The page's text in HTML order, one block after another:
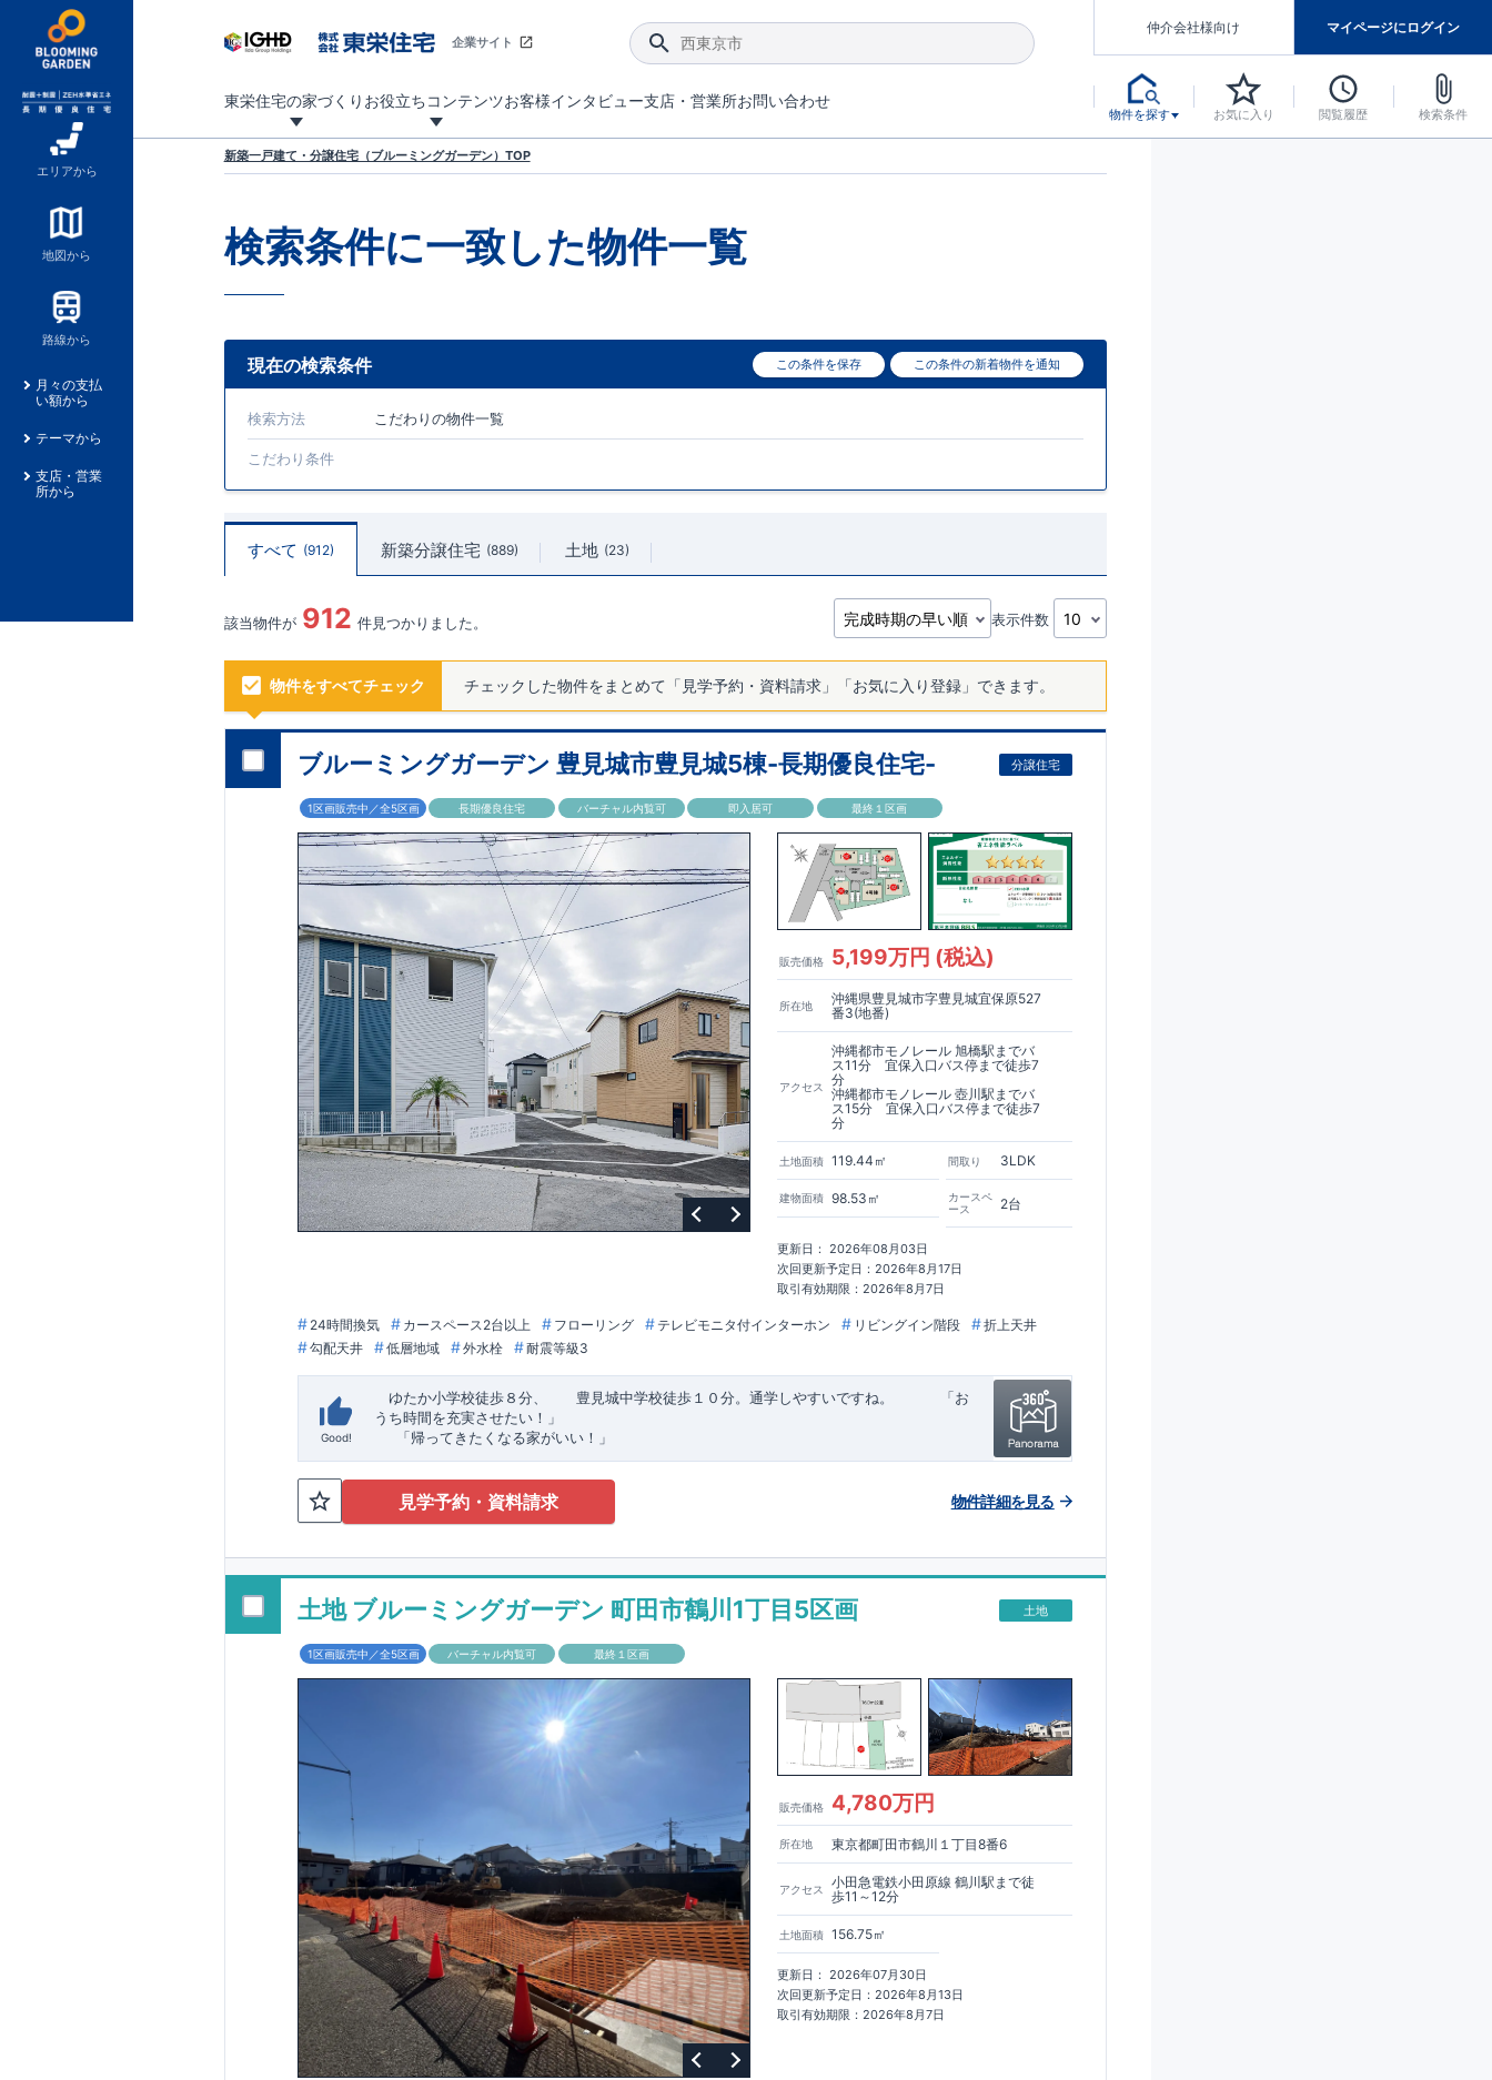
エリアから
地図から
路線から
月々の支払
い額から
テーマから
支店・営業
所から
企業サイト
東栄住宅の家づくり お役立ちコンテンツお客様インタビュー支店・営業所お問い合わせ
仲介会社様向け マイページにログイン
物件を探す お気に入り 閲覧履歴 検索条件
新築一戸建て・分譲住宅（ブルーミングガーデン）TOP
検索条件に一致した物件一覧
現在の検索条件 この条件を保存 この条件の新着物件を通知
検索方法 こだわりの物件一覧
こだわり条件
すべて 912 新築分譲住宅 889 土地 23
該当物件が 912 件見つかりました。 表示件数
物件をすべてチェック チェックした物件をまとめて「見学予約・資料請求」「お気に入り登録」できます。
ブルーミングガーデン 豊見城市豊見城5棟-長期優良住宅- 分譲住宅
1区画販売中／全5区画 長期優良住宅 バーチャル内覧可 即入居可 最終１区画
販売価格 5,199万円 (税込)
所在地
沖縄県豊見城市字豊見城宜保原527
番3(地番)
アクセス
沖縄都市モノレール 旭橋駅までバ
ス11分 宜保入口バス停まで徒歩7
分
沖縄都市モノレール 壺川駅までバ
ス15分 宜保入口バス停まで徒歩7
分
土地面積 119.44㎡
建物面積 98.53㎡
間取り 3LDK
カースペ
ース
2台
更新日： 2026年08月03日
次回更新予定日：2026年8月17日
取引有効期限：2026年8月7日
24時間換気 カースペース2台以上 フローリング テレビモニタ付インターホン リビングイン階段
折上天井
勾配天井
低層地域 外水栓 耐震等級3
Good!
ゆたか小学校徒歩８分、 豊見城中学校徒歩１０分。通学しやすいですね。
「お
うち時間を充実させたい！」
「帰ってきたくなる家がいい！」
TEL:098-860-2201（火・水曜日定休日、年末年始休み）
配ボックス・玄関電子キー・浴室換気乾燥機・防犯ガラス
■１階廻りの構造材は防腐・防蟻性を確保するため、構造用集成材にヒノキを使用しておりま
す！
■長期優良住宅もっと詳しく 「いい家を作って、きちんと手入れをして、長く大切に使う」
という考え方の下、 国が定めた7つの厳しい技術基準をクリアした物件だけが認定を受けられ
長期優良住宅として認定を受けるためには、国が定めた下記
つの技術基準をクリアする必要
があります。東栄住宅は全棟でクリア！①耐震性②劣化対策③維持管理性④住戸面積⑤省エネ
ルギー性⑥居住環境⑦維持保全管理
そのほかの魅力として、住宅ローン金利優遇、固定資産税の減税、中古市場での売却時にも有
「設計」と「建設」のダブルで
性能を評価されています！図面を第三者機関へ提出します。外部評価委員が建設中に 3回、竣
回の現場検査が行われます。構造の安定、劣化の軽減、維持管理への配慮、温熱環
境・エネルギー消費量（断熱等性能）の必須4分野、空気環境で、最高等級取得！ ■耐震等級
3
もっと詳しく 東栄住宅の建物は、国が定めた耐震最高等級
を取得。建築基準法に定め
られた、｢数百年に一度発生する地震に対して、倒壊、崩壊しない｣という基準から、さらに
1.5倍の耐震力を達成しています。 ■耐風等級2 災害時の損傷の受けにくさを評価されていま
す。建築基準法に定められている暴風による力（500年に1 度）のさらに 1.2倍の暴風に対して
も損傷を生じないことで耐風最高等級2を取得しています。
栄住宅は土地の仕入れ、設計、施工、販売、メンテナンスまで、すべてのプロセスに携わって
います。 ■アフターサポートもっと詳しく 快適に暮らすことができる住宅の品質を長
期にわたり維持するには、定期的な点検を実施することが重要です。 最大 60年間の保証制度
がございます。もちろん、定期点検以外でも万一不具合が発生した際は対応いたします。
当社こだわりの空間アイディアを ショート動画で
ご紹介しています。ここをクリック
見学予約・資料請求 物件詳細を見る
土地 ブルーミングガーデン 町田市鶴川1丁目5区画 土地
1区画販売中／全5区画 バーチャル内覧可 最終１区画
販売価格 4,780万円
所在地 東京都町田市鶴川１丁目8番6
アクセス
小田急電鉄小田原線 鶴川駅まで徒
歩11～12分
土地面積 156.75㎡
更新日： 2026年07月30日
次回更新予定日：2026年8月13日
取引有効期限：2026年8月7日